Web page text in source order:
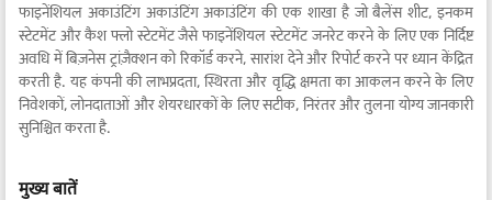
फाइनेंशियल अकाउंटिंग अकाउंटिंग अकाउंटिंग की एक शाखा है जो बैलेंस शीट, इनकम
स्टेटमेंट और कैश फ्लो स्टेटमेंट जैसे फाइनेंशियल स्टेटमेंट जनरेट करने के लिए एक निर्दिष्ट
अवधि में बिज़नेस ट्रांज़ैक्शन को रिकॉर्ड करने, सारांश देने और रिपोर्ट करने पर ध्यान केंद्रित
करती है. यह कंपनी की लाभप्रदता, स्थिरता और वृद्धि क्षमता का आकलन करने के लिए
निवेशकों, लोनदाताओं और शेयरधारकों के लिए सटीक, निरंतर और तुलना योग्य जानकारी
सुनिश्चित करता है.
मुख्य बातें